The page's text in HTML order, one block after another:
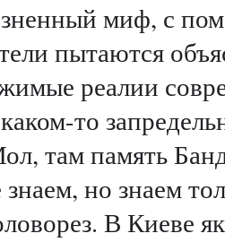
миф, с
пытаются
реалии
то
там память
но знаем
В Киеве